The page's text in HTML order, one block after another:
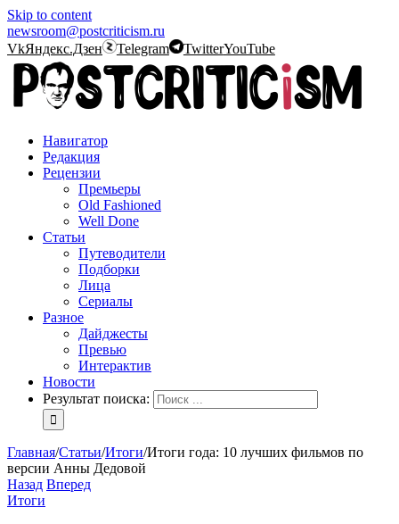
Skip to content
newsroom@postcriticism.ru
VkЯндекс.Дзен Telegram TwitterYouTube
Навигатор
Редакция
Рецензии
Премьеры
Old Fashioned
Well Done
Статьи
Путеводители
Подборки
Лица
Сериалы
Разное
Дайджесты
Превью
Интерактив
Новости
Результат поиска:
Главная/Статьи/Итоги/Итоги года: 10 лучших фильмов по
версии Анны Дедовой
Назад Вперед
Итоги